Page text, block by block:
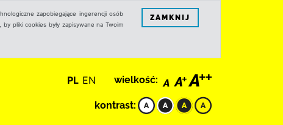
zapobiegające ingerencji osób
pliki cookies były zapisywane na Twoim
ZAMKNIJ
PL EN wielkość:
kontrast: